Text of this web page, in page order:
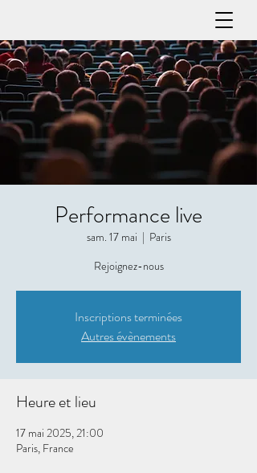
Performance live
sam. 17 mai
  |
Paris
Rejoignez-nous
Inscriptions terminées
Autres évènements
Heure et lieu
17 mai 2025, 21:00
Paris, France